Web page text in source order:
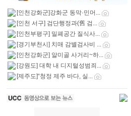
[인천강화군]강화군 동막·민머...
[인천 서구] 검단행정과(舊 검...
[인천부평구] 밀폐공간 질식사...
[경기부천시] 치매 감별검사비 ...
[인천강화군] 알미골 사거리~하...
[강원도] 대학 내 디지털성범죄...
[제주도]“청정 제주 바다, 실...